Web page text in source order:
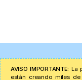
AVISO IMPORTANTE: La
están creando miles